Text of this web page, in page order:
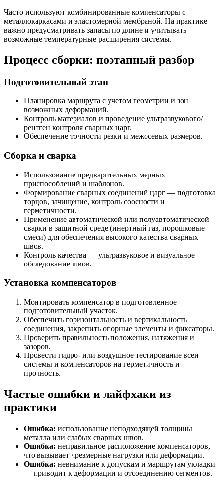
Часто используют комбинированные компенсаторы с
металлокаркасами и эластомерной мембраной. На практике
важно предусматривать запасы по длине и учитывать
возможные температурные расширения системы.
Процесс сборки: поэтапный разбор
Подготовительный этап
Планировка маршрута с учетом геометрии и зон
возможных деформаций.
Контроль материалов и проведение ультразвукового/
рентген контроля сварных царг.
Обеспечение точности резки и межосевых размеров.
Сборка и сварка
Использование предварительных мерных
приспособлений и шаблонов.
Формирование сварных соединений царг — подготовка
торцов, зачищение, контроль соосности и
герметичности.
Применение автоматической или полуавтоматической
сварки в защитной среде (инертный газ, порошковые
смеси) для обеспечения высокого качества сварных
швов.
Контроль качества — ультразвуковое и визуальное
обследование швов.
Установка компенсаторов
Монтировать компенсатор в подготовленное
подготовительный участок.
Обеспечить горизонтальность и вертикальность
соединения, закрепить опорные элементы и фиксаторы.
Проверить правильность положения, натяжения и
зазоров.
Провести гидро- или воздушное тестирование всей
системы и компенсаторов на герметичность и
прочность.
Частые ошибки и лайфхаки из
практики
Ошибка: использование неподходящей толщины
металла или слабых сварных швов.
Ошибка: неправильное расположение компенсаторов,
что вызывает чрезмерные нагрузки или деформации.
Ошибка: невнимание к допускам и маршрутам укладки
— приводит к деформации и отсоединению сегментов.